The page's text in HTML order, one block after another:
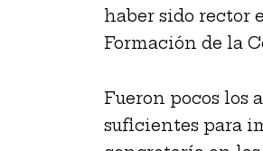
haber sido rector
Formación de la
Fueron pocos los
suficientes para